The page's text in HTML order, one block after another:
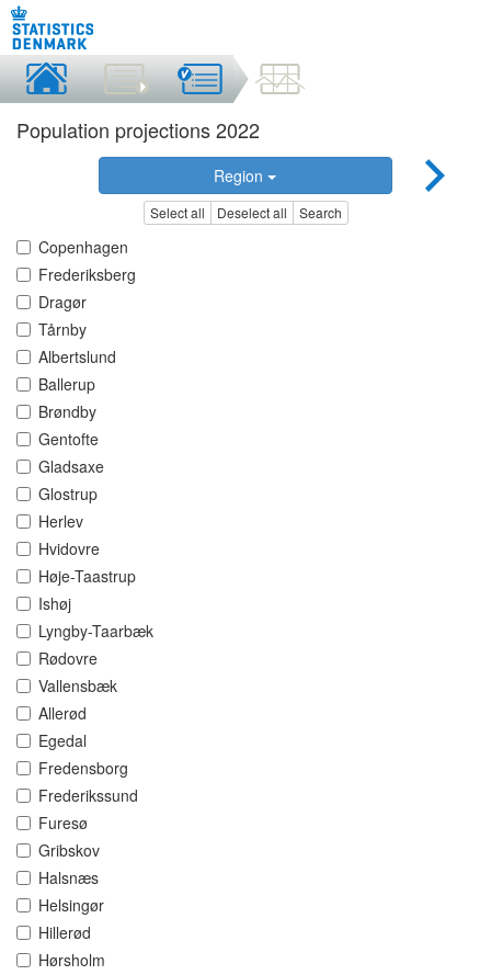
Population projections 2022
Region
Select all Deselect all Search
Copenhagen
Frederiksberg
Dragør
Tårnby
Albertslund
Ballerup
Brøndby
Gentofte
Gladsaxe
Glostrup
Herlev
Hvidovre
Høje-Taastrup
Ishøj
Lyngby-Taarbæk
Rødovre
Vallensbæk
Allerød
Egedal
Fredensborg
Frederikssund
Furesø
Gribskov
Halsnæs
Helsingør
Hillerød
Hørsholm